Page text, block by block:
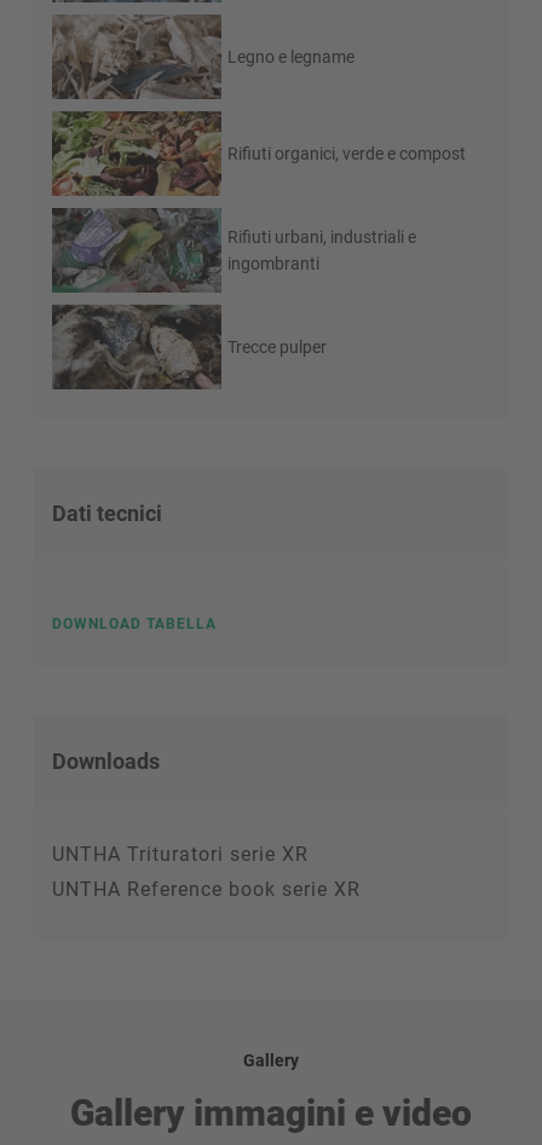
Legno e legname
Rifiuti organici, verde e compost
Rifiuti urbani, industriali e
ingombranti
Trecce pulper
Dati tecnici
DOWNLOAD TABELLA
Downloads
UNTHA Trituratori serie XR
UNTHA Reference book serie XR
Gallery
Gallery immagini e video